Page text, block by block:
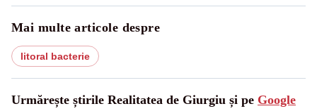
Mai multe articole despre
litoral bacterie
Urmărește știrile Realitatea de Giurgiu și pe Google